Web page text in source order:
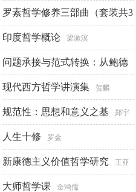
罗素哲学修养三部曲（套装共3
册） 伯特兰·罗素
印度哲学概论 梁漱溟
问题承接与范式转换：从鲍德
里亚看西方后马克思主义
勇
现代西方哲学讲演集 贺麟
规范性：思想和意义之基 郑宇
健
人生十修 罗金
新康德主义价值哲学研究 王亚
珍
大师哲学课 金鸿儒